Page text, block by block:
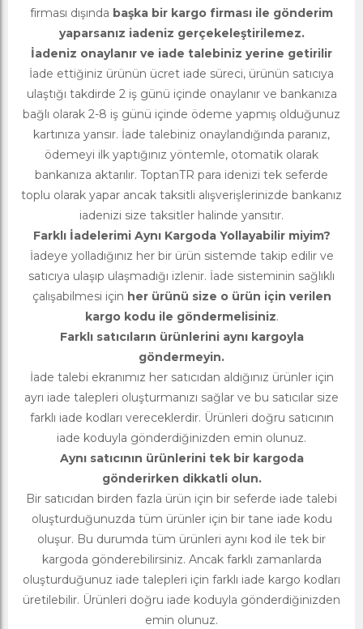
firması dışında başka bir kargo firması ile gönderim
yaparsanız iadeniz gerçekeleştirilemez.
İadeniz onaylanır ve iade talebiniz yerine getirilir
İade ettiğiniz ürünün ücret iade süreci, ürünün satıcıya
ulaştığı takdirde 2 iş günü içinde onaylanır ve bankanıza
bağlı olarak 2-8 iş günü içinde ödeme yapmış olduğunuz
kartınıza yansır. İade talebiniz onaylandığında paranız,
ödemeyi ilk yaptığınız yöntemle, otomatik olarak
bankanıza aktarılır. ToptanTR para idenizi tek seferde
toplu olarak yapar ancak taksitli alışverişlerinizde bankanız
iadenizi size taksitler halinde yansıtır.
Farklı İadelerimi Aynı Kargoda Yollayabilir miyim?
İadeye yolladığınız her bir ürün sistemde takip edilir ve
satıcıya ulaşıp ulaşmadığı izlenir. İade sisteminin sağlıklı
çalışabilmesi için her ürünü size o ürün için verilen
kargo kodu ile göndermelisiniz.
Farklı satıcıların ürünlerini aynı kargoyla
göndermeyin.
İade talebi ekranımız her satıcıdan aldığınız ürünler için
ayrı iade talepleri oluşturmanızı sağlar ve bu satıcılar size
farklı iade kodları vereceklerdir. Ürünleri doğru satıcının
iade koduyla gönderdiğinizden emin olunuz.
Aynı satıcının ürünlerini tek bir kargoda
gönderirken dikkatli olun.
Bir satıcıdan birden fazla ürün için bir seferde iade talebi
oluşturduğunuzda tüm ürünler için bir tane iade kodu
oluşur. Bu durumda tüm ürünleri aynı kod ile tek bir
kargoda gönderebilirsiniz. Ancak farklı zamanlarda
oluşturduğunuz iade talepleri için farklı iade kargo kodları
üretilebilir. Ürünleri doğru iade koduyla gönderdiğinizden
emin olunuz.